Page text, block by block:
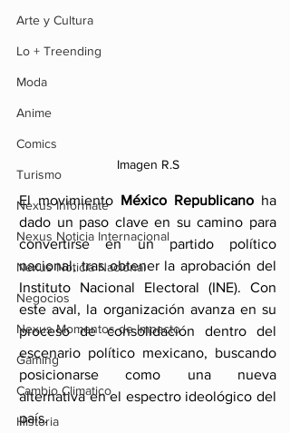
Arte y Cultura
Lo + Treending
Moda
Anime
Comics
Turismo
Nexus Infórmate
Nexus Noticia Internacional
Nexus Noticia Nacional
Negocios
Nexus Momentos de Impacto
Gaming
Cambio Climatico
Historia
Imagen R.S
El movimiento México Republicano ha
dado un paso clave en su camino para
convertirse en un partido político
nacional, tras obtener la aprobación del
Instituto Nacional Electoral (INE). Con
este aval, la organización avanza en su
proceso de consolidación dentro del
escenario político mexicano, buscando
posicionarse como una nueva
alternativa en el espectro ideológico del
país.